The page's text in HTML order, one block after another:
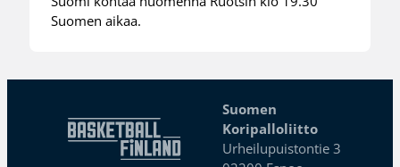
Suomen aikaa.
Suomen
Koripalloliitto
Urheilupuistontie 3